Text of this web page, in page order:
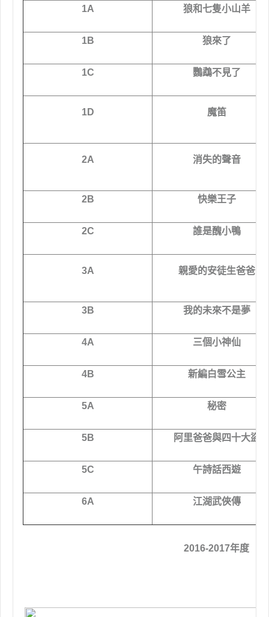
1A 狼和七隻小山羊
1B 狼來了
1C 鸚鵡不見了
1D 魔笛
2A 消失的聲音
2B 快樂王子
2C 誰是醜小鴨
3A 親愛的安徒生爸爸
3B 我的未來不是夢
4A 三個小神仙
4B 新編白雪公主
5A 秘密
5B 阿里爸爸與四十大盜
5C 午詩話西遊
6A 江湖武俠傳
2016-2017年度